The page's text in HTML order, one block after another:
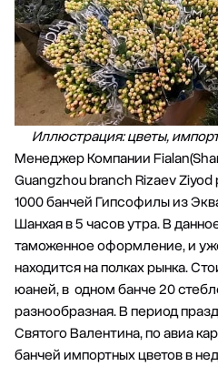
Иллюстрация: цветы,
Менеджер Компании
Guangzhou branch Rizaev Ziyod
1000 банчей Гипсофилы из
Шанхая в 5 часов утра. В
таможенное оформление, и
находится на полках рынка.
юаней, в одном банче 20
разнообразная. В период
Святого Валентина, по авиа
банчей импортных цветов в